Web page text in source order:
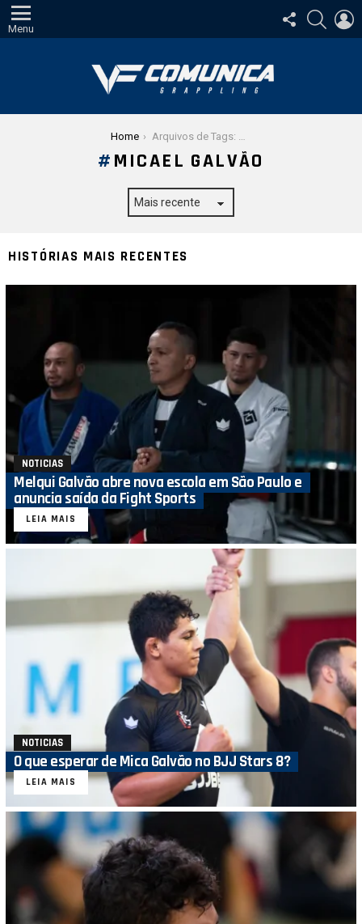
Menu
SIGA-
NOS
Home Arquivos de Tags: Micael Galvão
MICAEL GALVÃO
HISTÓRIAS MAIS RECENTES
NOTICIAS
Melqui Galvão abre nova escola em São Paulo e
anuncia saída da Fight Sports
LEIA MAIS
NOTICIAS
O que esperar de Mica Galvão no BJJ Stars 8?
LEIA MAIS